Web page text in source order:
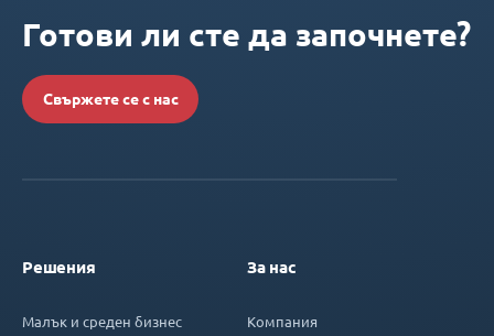
Готови ли сте да започнете?
Свържете се с нас
Решения
Малък и среден бизнес
За нас
Компания